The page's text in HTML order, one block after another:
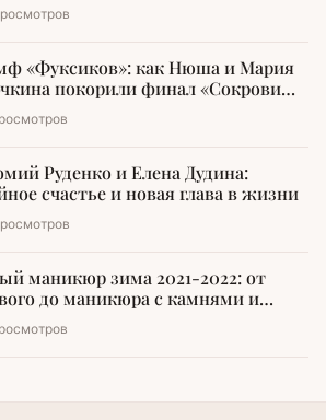
«Фуксиков»: как Нюша и Мария
покорили финал «Сокровищ
Руденко и Елена Дудина:
счастье и новая глава в жизни
маникюр зима 2021-2022: от
до маникюра с камнями и